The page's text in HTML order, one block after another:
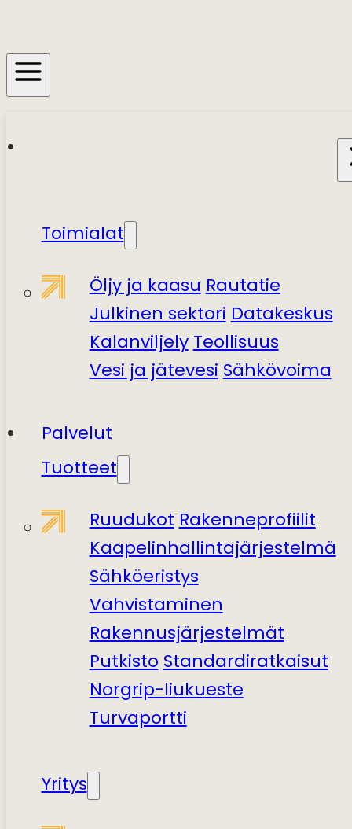
Toimialat
Öljy ja kaasuRautatie
Julkinen sektoriDatakeskus
KalanviljelyTeollisuus
Vesi ja jätevesiSähkövoima
Palvelut
Tuotteet
RuudukotRakenneprofiilit
Kaapelinhallintajärjestelmä
Sähköeristys
Vahvistaminen
Rakennusjärjestelmät
PutkistoStandardiratkaisut
Norgrip-liukueste
Turvaportti
Yritys